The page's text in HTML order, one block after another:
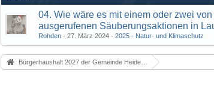
04. Wie wäre es mit einem oder zwei
ausgerufenen Säuberungsaktionen in
Rohden 27. März 2024 2025 - Natur- und Klimaschutz
Bürgerhaushalt 2027 der Gemeinde Heidenrod